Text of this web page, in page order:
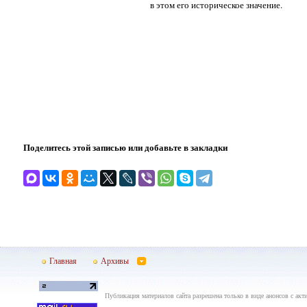
в этом его историческое значение.
Поделитесь этой записью или добавьте в закладки
Главная Архивы
Публикация материалов сайта разрешена только в виде анонсов с